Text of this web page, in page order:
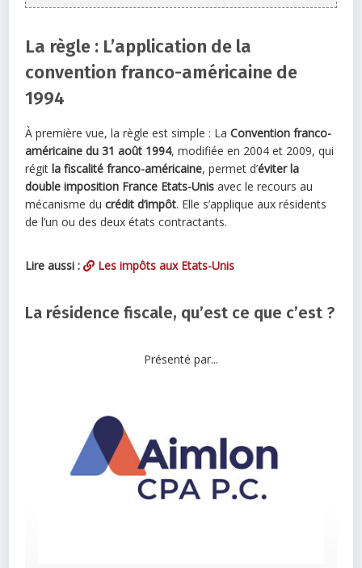
La règle : L’application de la
convention franco-américaine de
1994
À première vue, la règle est simple : LaConvention franco-
américaine du 31 août 1994, modifiée en 2004 et 2009, qui
régitla fiscalité franco-américaine, permet d’éviter la
double imposition France Etats-Unis avec le recours au
mécanisme ducrédit d’impôt. Elle s’applique aux résidents
de l’un ou des deux états contractants.
Lire aussi : Les impôts aux Etats-Unis
La résidence fiscale, qu’est ce que c’est ?
Présenté par...